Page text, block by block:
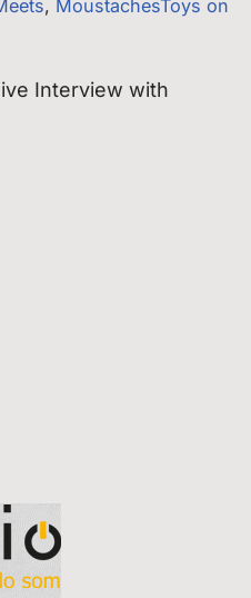
, MoustachesToys on
Interview with